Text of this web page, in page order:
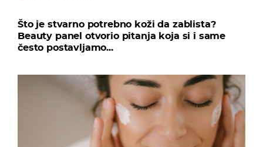
Što je stvarno potrebno koži da zablista?
Beauty panel otvorio pitanja koja si i same
često postavljamo...